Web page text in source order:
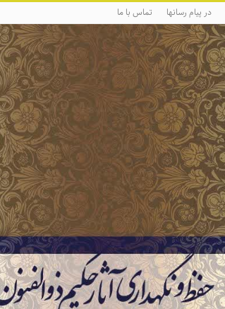
در پیام رسانها تماس با ما